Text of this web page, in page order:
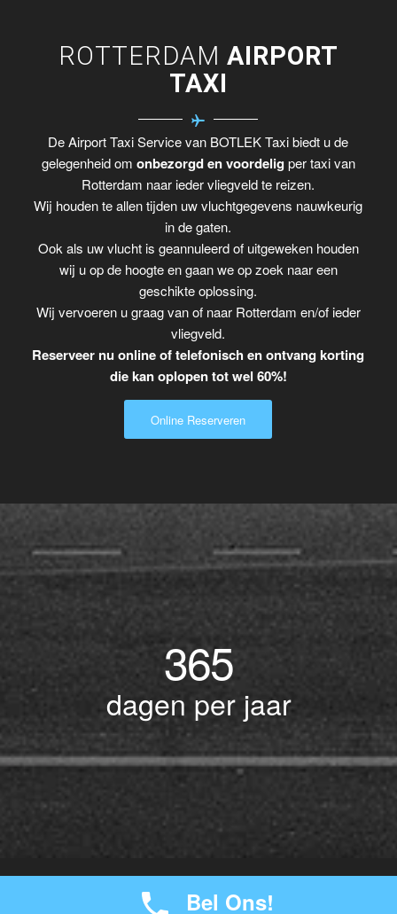
ROTTERDAM AIRPORT
TAXI
De Airport Taxi Service van BOTLEK Taxi biedt u de
gelegenheid om onbezorgd en voordelig per taxi van
Rotterdam naar ieder vliegveld te reizen.
Wij houden te allen tijden uw vluchtgegevens nauwkeurig
in de gaten.
Ook als uw vlucht is geannuleerd of uitgeweken houden
wij u op de hoogte en gaan we op zoek naar een
geschikte oplossing.
Wij vervoeren u graag van of naar Rotterdam en/of ieder
vliegveld.
Reserveer nu online of telefonisch en ontvang korting
die kan oplopen tot wel 60%!
Online Reserveren
365
dagen per jaar
JW Verzekeringen Bel Ons!